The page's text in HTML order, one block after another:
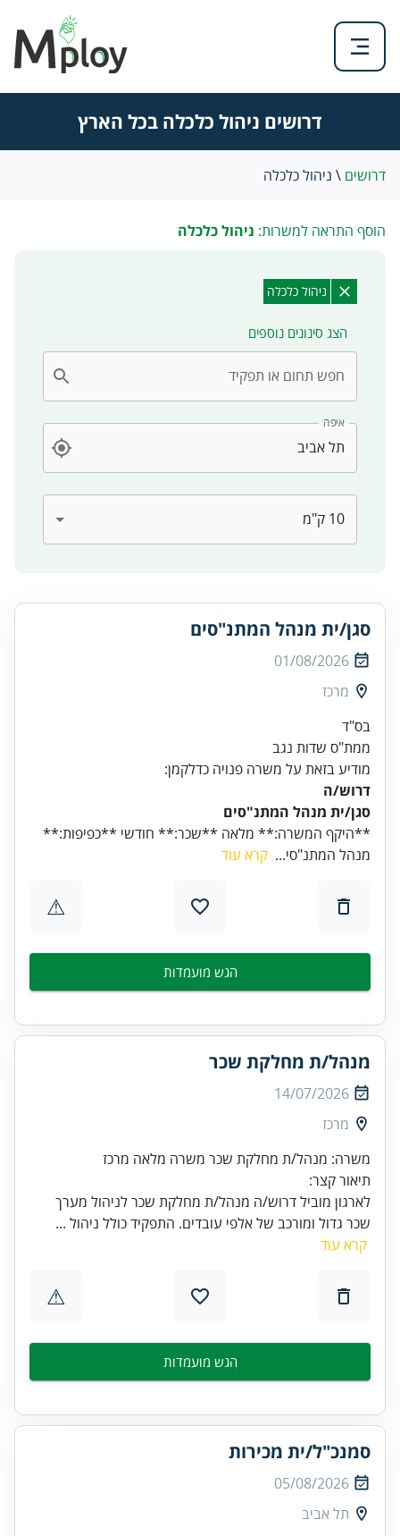
דרושים ניהול כלכלה בכל הארץ
דרושים \ ניהול כלכלה
הוסף התראה למשרות: ניהול כלכלה
ניהול כלכלה
הצג סינונים נוספים
חפש תחום או תפקיד
איפה
סגן/ית מנהל המתנ"סים
01/08/2026
מרכז
בס"ד
מודיע בזאת על משרה פנויה כדלקמן:
סגן/ית מנהל המתנ"סים
**היקף המשרה:** מלאה **שכר:** חודשי **כפיפות:**
מנהל המתנ"סי... קרא עוד
⚠
הגש מועמדות
מנהל/ת מחלקת שכר
14/07/2026
מרכז
משרה: מנהל/ת מחלקת שכר משרה מלאה מרכז
תיאור קצר:
לארגון מוביל דרוש/ה מנהל/ת מחלקת שכר לניהול מערך
שכר גדול ומורכב של אלפי עובדים. התפקיד כולל ניהול ...
קרא עוד
⚠
הגש מועמדות
סמנכ"ל/ית מכירות
05/08/2026
תל אביב